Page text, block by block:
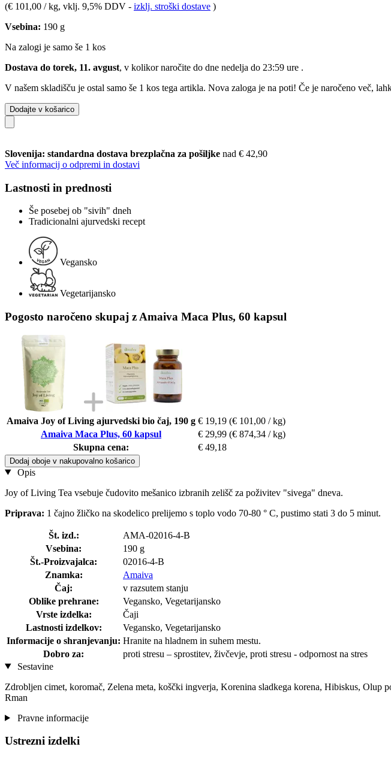
(€ 101,00 / kg, vklj. 9,5% DDV - izklj. stroški dostave )
Vsebina: 190 g
Na zalogi je samo še 1 kos
Dostava do torek, 11. avgust, v kolikor naročite do dne nedelja do 23:59 ure .
V našem skladišču je ostal samo še 1 kos tega artikla. Nova zaloga je na poti! Če je naročeno več,
Dodajte v košarico
Slovenija: standardna dostava brezplačna za pošiljke nad € 42,90
Več informacij o odpremi in dostavi
Lastnosti in prednosti
Še posebej ob "sivih" dneh
Tradicionalni ajurvedski recept
Vegansko
Vegetarijansko
Pogosto naročeno skupaj z Amaiva Maca Plus, 60 kapsul
Amaiva Joy of Living ajurvedski bio čaj, 190 g € 19,19 (€ 101,00 / kg)
Amaiva Maca Plus, 60 kapsul
€ 29,99 (€ 874,34 / kg)
Skupna cena:
€ 49,18
Dodaj oboje v nakupovalno košarico
Opis
Joy of Living Tea vsebuje čudovito mešanico izbranih zelišč za poživitev "sivega" dneva.
Priprava: 1 čajno žličko na skodelico prelijemo s toplo vodo 70-80 ° C, pustimo stati 3 do 5 minut.
Št. izd.:
AMA-02016-4-B
Vsebina:
190 g
Št.-Proizvajalca:
02016-4-B
Znamka:
Amaiva
Čaj:
v razsutem stanju
Oblike prehrane:
Vegansko, Vegetarijansko
Vrste izdelka:
Čaji
Lastnosti izdelkov:
Vegansko, Vegetarijansko
Informacije o shranjevanju: Hranite na hladnem in suhem mestu.
Dobro za:
proti stresu – sprostitev, živčevje, proti stresu - odpornost na stres
Sestavine
Zdrobljen cimet, koromač, Zelena meta, koščki ingverja, Korenina sladkega korena, Hibiskus,
Rman
Pravne informacije
Ustrezni izdelki